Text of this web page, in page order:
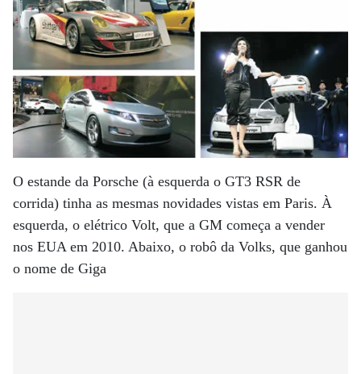
O estande da Porsche (à esquerda o GT3 RSR de
corrida) tinha as mesmas novidades vistas em Paris. À
esquerda, o elétrico Volt, que a GM começa a vender
nos EUA em 2010. Abaixo, o robô da Volks, que ganhou
o nome de Giga